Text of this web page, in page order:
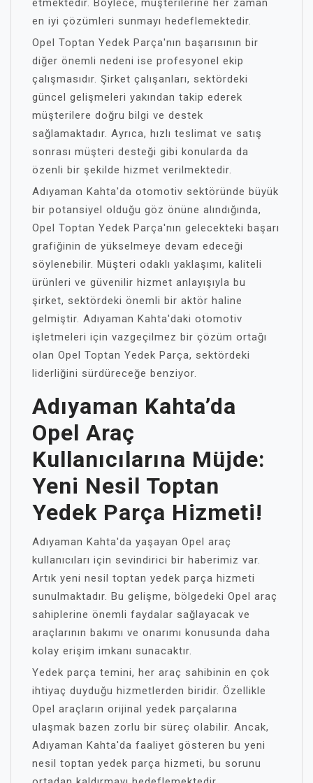
etmektedir. Böylece, müşterilerine her zaman
en iyi çözümleri sunmayı hedeflemektedir.
Opel Toptan Yedek Parça'nın başarısının bir
diğer önemli nedeni ise profesyonel ekip
çalışmasıdır. Şirket çalışanları, sektördeki
güncel gelişmeleri yakından takip ederek
müşterilere doğru bilgi ve destek
sağlamaktadır. Ayrıca, hızlı teslimat ve satış
sonrası müşteri desteği gibi konularda da
özenli bir şekilde hizmet verilmektedir.
Adıyaman Kahta'da otomotiv sektöründe büyük
bir potansiyel olduğu göz önüne alındığında,
Opel Toptan Yedek Parça'nın gelecekteki başarı
grafiğinin de yükselmeye devam edeceği
söylenebilir. Müşteri odaklı yaklaşımı, kaliteli
ürünleri ve güvenilir hizmet anlayışıyla bu
şirket, sektördeki önemli bir aktör haline
gelmiştir. Adıyaman Kahta'daki otomotiv
işletmeleri için vazgeçilmez bir çözüm ortağı
olan Opel Toptan Yedek Parça, sektördeki
liderliğini sürdüreceğe benziyor.
Adıyaman Kahta’da
Opel Araç
Kullanıcılarına Müjde:
Yeni Nesil Toptan
Yedek Parça Hizmeti!
Adıyaman Kahta'da yaşayan Opel araç
kullanıcıları için sevindirici bir haberimiz var.
Artık yeni nesil toptan yedek parça hizmeti
sunulmaktadır. Bu gelişme, bölgedeki Opel araç
sahiplerine önemli faydalar sağlayacak ve
araçlarının bakımı ve onarımı konusunda daha
kolay erişim imkanı sunacaktır.
Yedek parça temini, her araç sahibinin en çok
ihtiyaç duyduğu hizmetlerden biridir. Özellikle
Opel araçların orijinal yedek parçalarına
ulaşmak bazen zorlu bir süreç olabilir. Ancak,
Adıyaman Kahta'da faaliyet gösteren bu yeni
nesil toptan yedek parça hizmeti, bu sorunu